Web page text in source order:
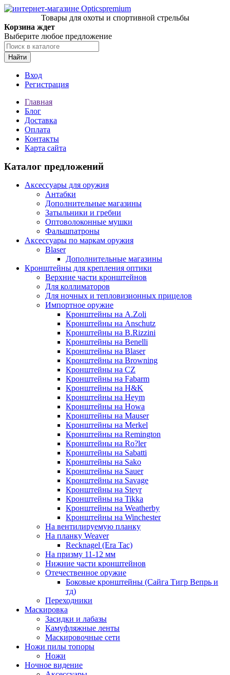
Товары для охоты и спортивной стрельбы
Корзина ждет
Выберите любое предложение
Найти
Вход
Регистрация
Главная
Блог
Доставка
Оплата
Контакты
Карта сайта
Каталог предложений
Аксессуары для оружия
Антабки
Дополнительные магазины
Затыльники и гребни
Оптоволоконные мушки
Фальшпатроны
Аксессуары по маркам оружия
Blaser
Дополнительные магазины
Кронштейны для крепления оптики
Верхние части кронштейнов
Для коллиматоров
Для ночных и тепловизионных прицелов
Импортное оружие
Кронштейны на A.Zoli
Кронштейны на Anschutz
Кронштейны на B.Rizzini
Кронштейны на Benelli
Кронштейны на Blaser
Кронштейны на Browning
Кронштейны на CZ
Кронштейны на Fabarm
Кронштейны на H&K
Кронштейны на Heym
Кронштейны на Howa
Кронштейны на Mauser
Кронштейны на Merkel
Кронштейны на Remington
Кронштейны на Ro?ler
Кронштейны на Sabatti
Кронштейны на Sako
Кронштейны на Sauer
Кронштейны на Savage
Кронштейны на Steyr
Кронштейны на Tikka
Кронштейны на Weatherby
Кронштейны на Winchester
На вентилируемую планку
На планку Weaver
Recknagel (Era Tac)
На призму 11-12 мм
Нижние части кронштейнов
Отечественное оружие
Боковые кронштейны (Сайга Тигр Вепрь и
тд)
Переходники
Маскировка
Засидки и лабазы
Камуфляжные ленты
Маскировочные сети
Ножи пилы топоры
Ножи
Ночное видение